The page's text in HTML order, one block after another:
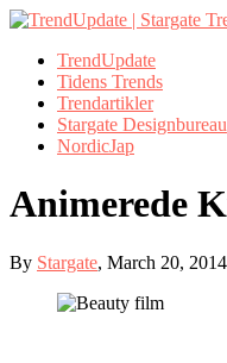
TrendUpdate
Tidens Trends
Trendartikler
Stargate Designbureau
NordicJap
Animerede
By Stargate, March 20, 2014